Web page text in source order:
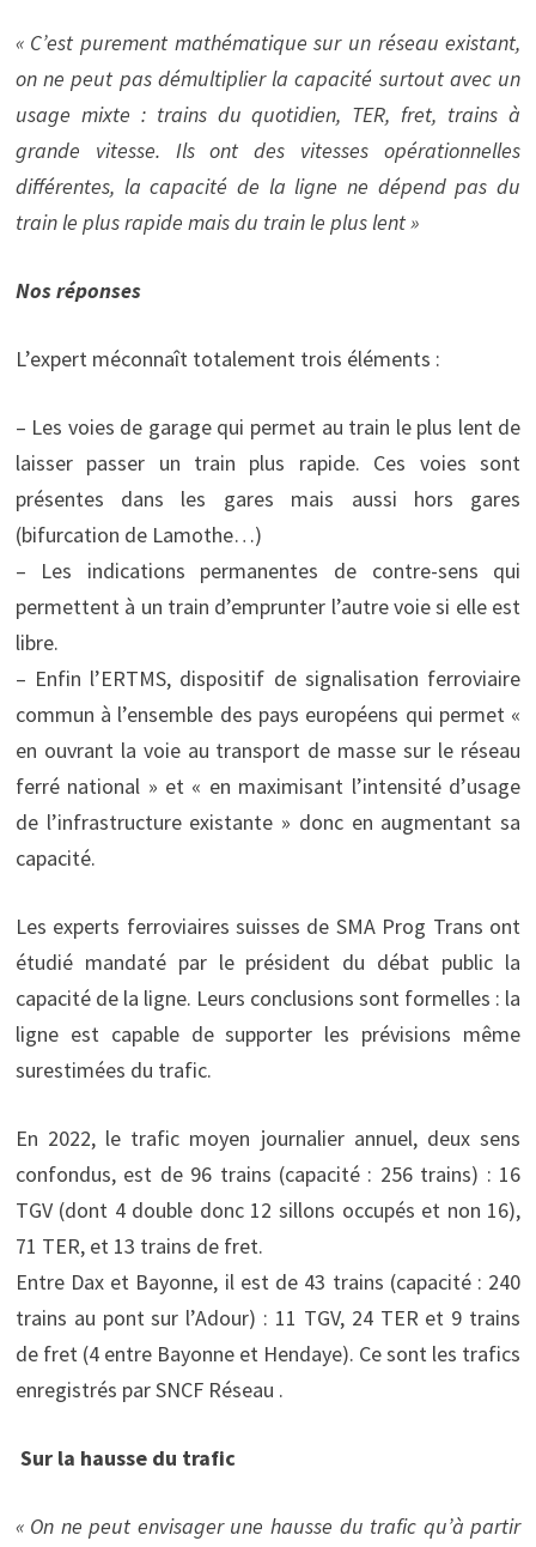
« C’est purement mathématique sur un réseau existant,
on ne peut pas démultiplier la capacité surtout avec un
usage mixte : trains du quotidien, TER, fret, trains à
grande vitesse. Ils ont des vitesses opérationnelles
différentes, la capacité de la ligne ne dépend pas du
train le plus rapide mais du train le plus lent »
Nos réponses
L’expert méconnaît totalement trois éléments :
– Les voies de garage qui permet au train le plus lent de
laisser passer un train plus rapide. Ces voies sont
présentes dans les gares mais aussi hors gares
(bifurcation de Lamothe…)
– Les indications permanentes de contre-sens qui
permettent à un train d’emprunter l’autre voie si elle est
libre.
– Enfin l’ERTMS, dispositif de signalisation ferroviaire
commun à l’ensemble des pays européens qui permet «
en ouvrant la voie au transport de masse sur le réseau
ferré national » et « en maximisant l’intensité d’usage
de l’infrastructure existante » donc en augmentant sa
capacité.
Les experts ferroviaires suisses de SMA Prog Trans ont
étudié mandaté par le président du débat public la
capacité de la ligne. Leurs conclusions sont formelles : la
ligne est capable de supporter les prévisions même
surestimées du trafic.
En 2022, le trafic moyen journalier annuel, deux sens
confondus, est de 96 trains (capacité : 256 trains) : 16
TGV (dont 4 double donc 12 sillons occupés et non 16),
71 TER, et 13 trains de fret.
Entre Dax et Bayonne, il est de 43 trains (capacité : 240
trains au pont sur l’Adour) : 11 TGV, 24 TER et 9 trains
de fret (4 entre Bayonne et Hendaye). Ce sont les trafics
enregistrés par SNCF Réseau .
Sur la hausse du trafic
« On ne peut envisager une hausse du trafic qu’à partir